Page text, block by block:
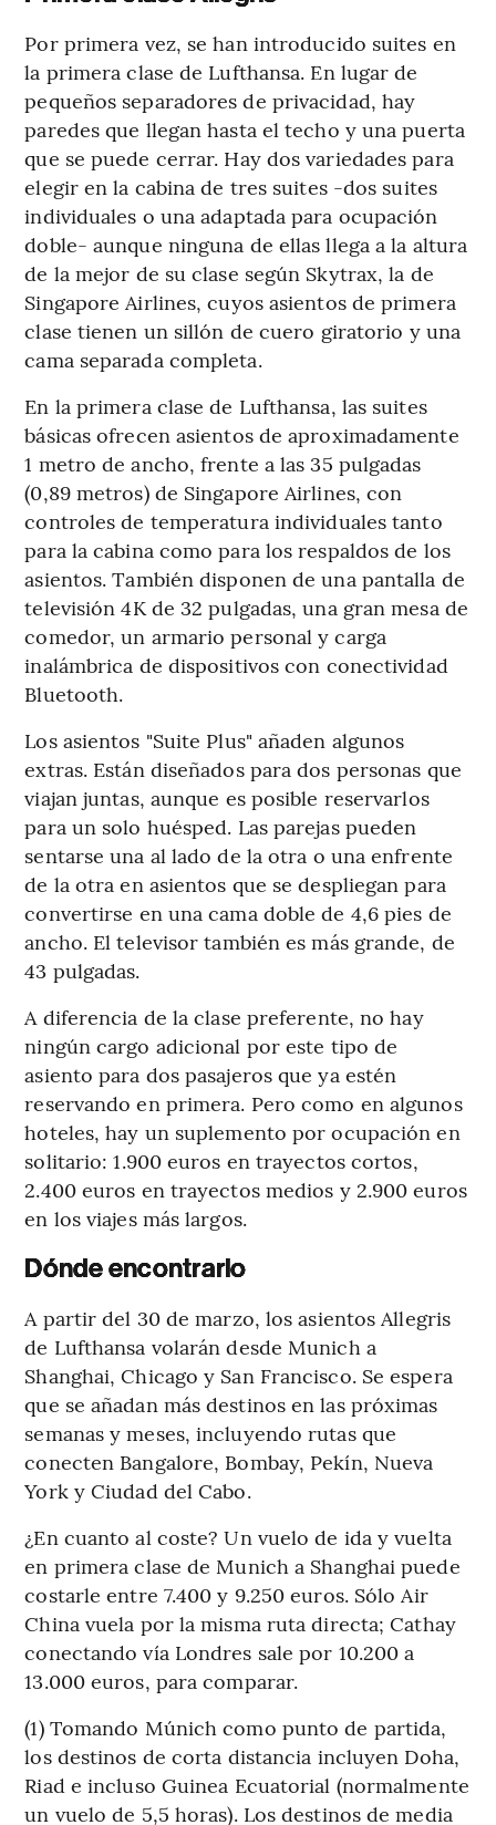
Por primera vez, se han introducido suites en
la primera clase de Lufthansa. En lugar de
pequeños separadores de privacidad, hay
paredes que llegan hasta el techo y una puerta
que se puede cerrar. Hay dos variedades para
elegir en la cabina de tres suites -dos suites
individuales o una adaptada para ocupación
doble- aunque ninguna de ellas llega a la altura
de la mejor de su clase según Skytrax, la de
Singapore Airlines, cuyos asientos de primera
clase tienen un sillón de cuero giratorio y una
cama separada completa.
En la primera clase de Lufthansa, las suites
básicas ofrecen asientos de aproximadamente
1 metro de ancho, frente a las 35 pulgadas
(0,89 metros) de Singapore Airlines, con
controles de temperatura individuales tanto
para la cabina como para los respaldos de los
asientos. También disponen de una pantalla de
televisión 4K de 32 pulgadas, una gran mesa de
comedor, un armario personal y carga
inalámbrica de dispositivos con conectividad
Bluetooth.
Los asientos "Suite Plus" añaden algunos
extras. Están diseñados para dos personas que
viajan juntas, aunque es posible reservarlos
para un solo huésped. Las parejas pueden
sentarse una al lado de la otra o una enfrente
de la otra en asientos que se despliegan para
convertirse en una cama doble de 4,6 pies de
ancho. El televisor también es más grande, de
43 pulgadas.
A diferencia de la clase preferente, no hay
ningún cargo adicional por este tipo de
asiento para dos pasajeros que ya estén
reservando en primera. Pero como en algunos
hoteles, hay un suplemento por ocupación en
solitario: 1.900 euros en trayectos cortos,
2.400 euros en trayectos medios y 2.900 euros
en los viajes más largos.
Dónde encontrarlo
A partir del 30 de marzo, los asientos Allegris
de Lufthansa volarán desde Munich a
Shanghai, Chicago y San Francisco. Se espera
que se añadan más destinos en las próximas
semanas y meses, incluyendo rutas que
conecten Bangalore, Bombay, Pekín, Nueva
York y Ciudad del Cabo.
¿En cuanto al coste? Un vuelo de ida y vuelta
en primera clase de Munich a Shanghai puede
costarle entre 7.400 y 9.250 euros. Sólo Air
China vuela por la misma ruta directa; Cathay
conectando vía Londres sale por 10.200 a
13.000 euros, para comparar.
(1) Tomando Múnich como punto de partida,
los destinos de corta distancia incluyen Doha,
Riad e incluso Guinea Ecuatorial (normalmente
un vuelo de 5,5 horas). Los destinos de media